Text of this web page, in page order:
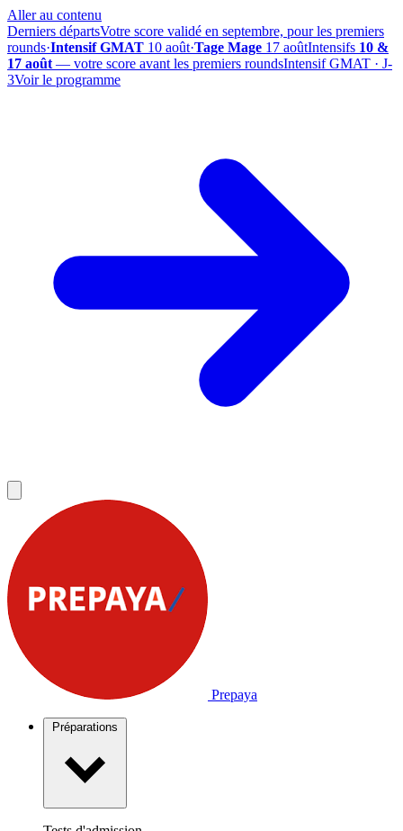
Aller au contenu
Derniers départsVotre score validé en septembre, pour les premiers
rounds·Intensif GMAT 10 août·Tage Mage 17 aoûtIntensifs 10 &
17 août — votre score avant les premiers roundsIntensif GMAT · J-
3Voir le programme
Prepaya